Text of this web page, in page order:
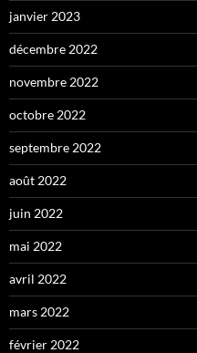
janvier 2023
décembre 2022
novembre 2022
octobre 2022
septembre 2022
août 2022
juin 2022
mai 2022
avril 2022
mars 2022
février 2022